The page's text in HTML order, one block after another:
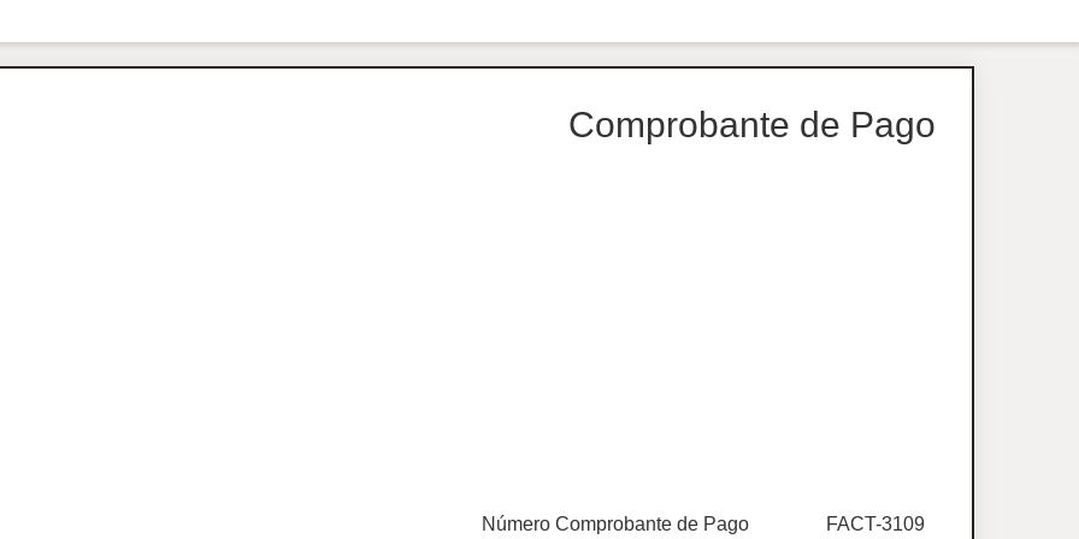
Comprobante de Pago
Número Comprobante de Pago FACT-3109